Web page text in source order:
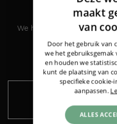
We houden u graag op de
Classic Racing
ChopardClassic Racing
€ 4.750,-
maakt
van
Door het gebruik van
we het gebruiksgemak
en houden we
kunt de plaatsing van
specifieke cookie-
aanpassen.
ALLES